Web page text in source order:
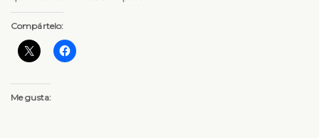
Compártelo:
Me gusta: